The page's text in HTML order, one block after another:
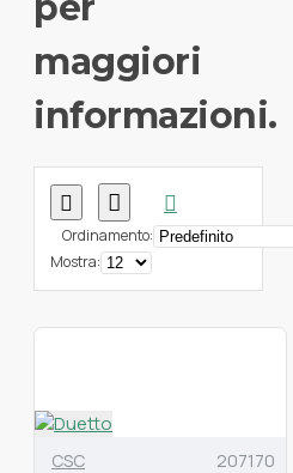
maggiori
informazioni.
Ordinamento:
Mostra:
CSC 207170